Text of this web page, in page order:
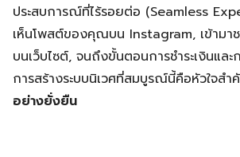
ประสบการณ์ที่ไร้รอยต่อ (Seamless
เห็นโพสต์ของคุณบน Instagram, เข้ามา
บนเว็บไซต์, จนถึงขั้นตอนการชำระเงินและ
การสร้างระบบนิเวศที่สมบูรณ์นี้คือหัวใจส
อย่างยั่งยืน